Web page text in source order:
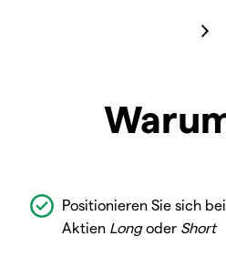
Positionieren Sie sich
Aktien Longoder Short